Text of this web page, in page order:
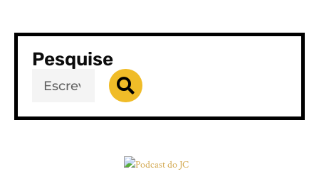
Pesquise